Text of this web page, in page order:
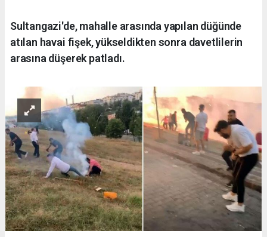
Sultangazi'de, mahalle arasında yapılan düğünde
atılan havai fişek, yükseldikten sonra davetlilerin
arasına düşerek patladı.